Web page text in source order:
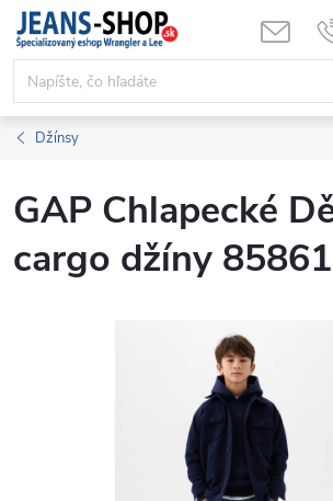
Prejsť
obsah
Džínsy
GAP Chlapecké
cargo džíny